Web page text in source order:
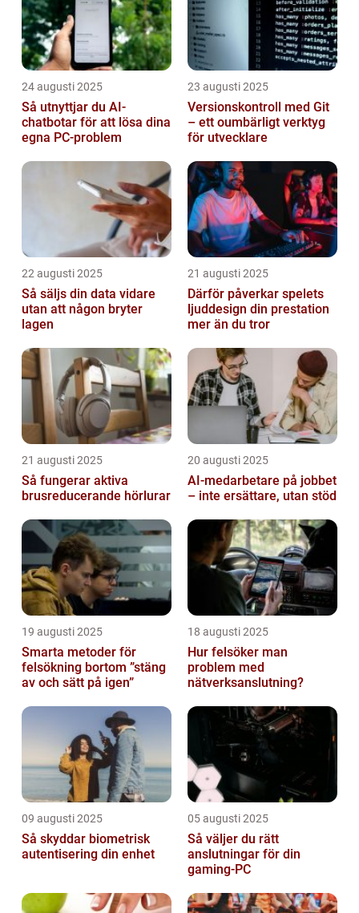
24 augusti 2025
Så utnyttjar du AI-
chatbotar för att lösa dina
egna PC-problem
23 augusti 2025
Versionskontroll med Git
– ett oumbärligt verktyg
för utvecklare
22 augusti 2025
Så säljs din data vidare
utan att någon bryter
lagen
21 augusti 2025
Därför påverkar spelets
ljuddesign din prestation
mer än du tror
21 augusti 2025
Så fungerar aktiva
brusreducerande hörlurar
20 augusti 2025
AI‑medarbetare på jobbet
– inte ersättare, utan stöd
19 augusti 2025
Smarta metoder för
felsökning bortom ”stäng
av och sätt på igen”
18 augusti 2025
Hur felsöker man
problem med
nätverksanslutning?
09 augusti 2025
Så skyddar biometrisk
autentisering din enhet
05 augusti 2025
Så väljer du rätt
anslutningar för din
gaming-PC